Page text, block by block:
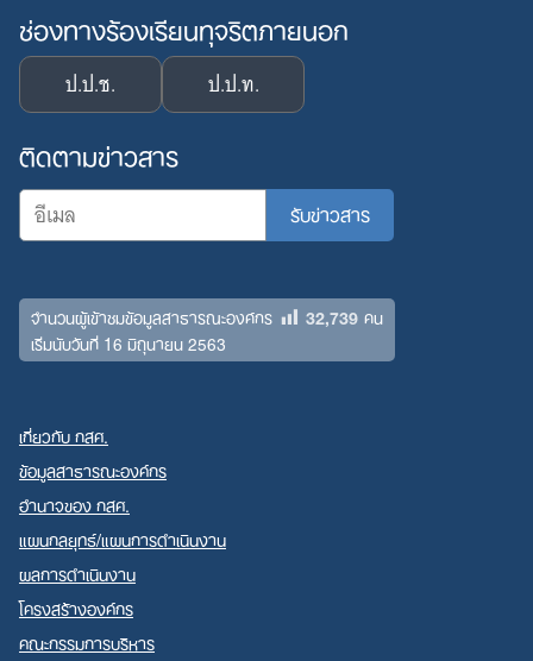
ช่องทางร้องเรียนทุจริตภายนอก
ป.ป.ช. ป.ป.ท.
ติดตามข่าวสาร
จำนวนผู้เข้าชมข้อมูลสาธารณะองค์กร 32,739คน
เริ่มนับวันที่ 16 มิถุนายน 2563
เกี่ยวกับ กสศ.
ข้อมูลสาธารณะองค์กร
อำนาจของ กสศ.
แผนกลยุทธ์/แผนการดำเนินงาน
ผลการดำเนินงาน
โครงสร้างองค์กร
คณะกรรมการบริหาร